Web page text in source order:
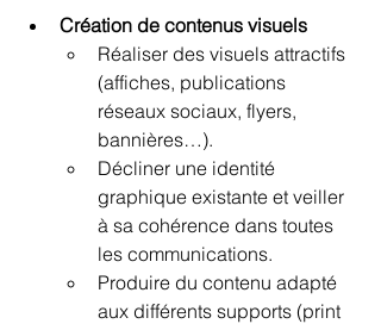
Création de contenus visuels
Réaliser des visuels attractifs
(affiches, publications
réseaux sociaux, flyers,
bannières…).
Décliner une identité
graphique existante et veiller
à sa cohérence dans toutes
les communications.
Produire du contenu adapté
aux différents supports (print